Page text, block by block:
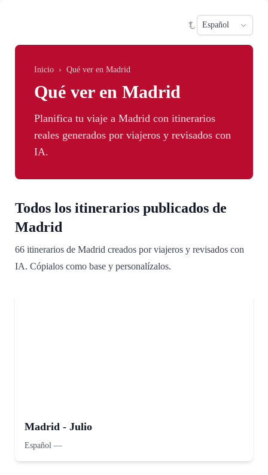
Inicio › Qué ver en Madrid
Qué ver en Madrid
Planifica tu viaje a Madrid con itinerarios
reales generados por viajeros y revisados con
IA.
Todos los itinerarios publicados de
Madrid
66 itinerarios de Madrid creados por viajeros y revisados con
IA. Cópialos como base y personalízalos.
Madrid - Julio
Español —